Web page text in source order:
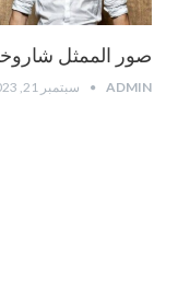
صور الممثل
ADMIN سبتمبر 21, 2023